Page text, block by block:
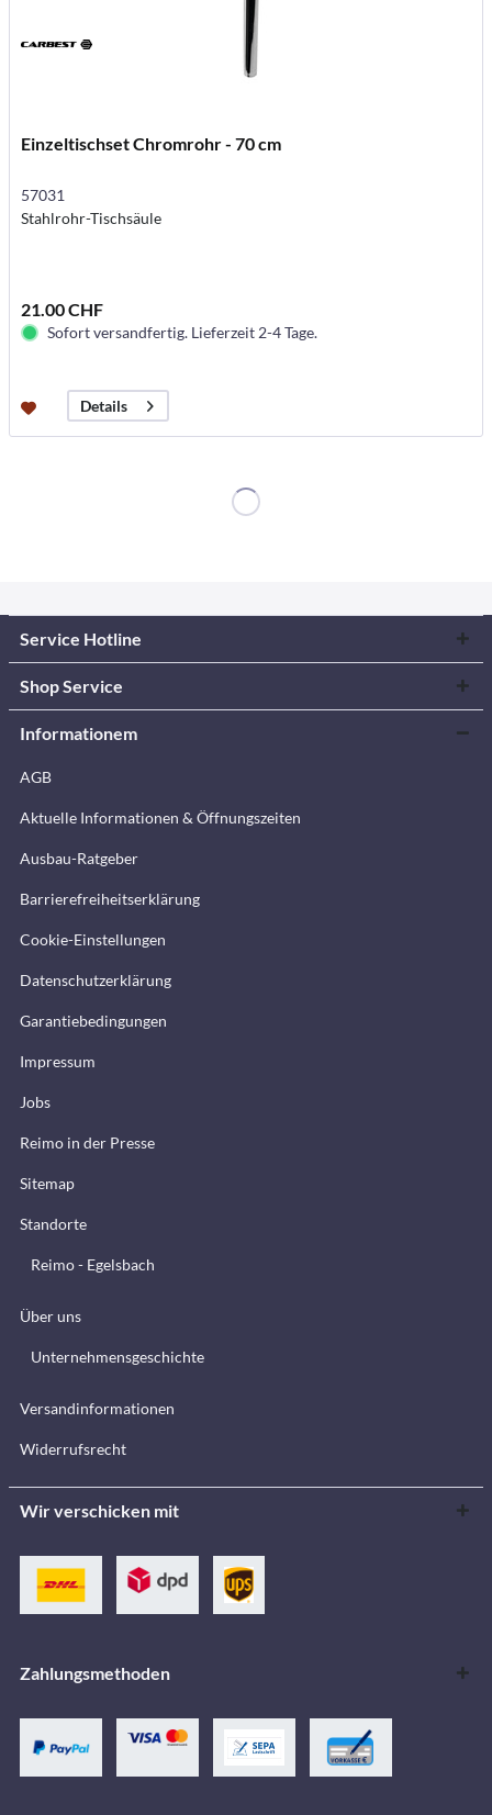
Einzeltischset Chromrohr - 70 cm
57031
Stahlrohr-Tischsäule
21.00 CHF
Sofort versandfertig. Lieferzeit 2-4 Tage.
Details
Service Hotline
Shop Service
Informationem
AGB
Aktuelle Informationen & Öffnungszeiten
Ausbau-Ratgeber
Barrierefreiheitserklärung
Cookie-Einstellungen
Datenschutzerklärung
Garantiebedingungen
Impressum
Jobs
Reimo in der Presse
Sitemap
Standorte
Reimo - Egelsbach
Über uns
Unternehmensgeschichte
Versandinformationen
Widerrufsrecht
Wir verschicken mit
Zahlungsmethoden